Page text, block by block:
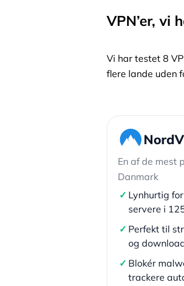
VPN’er, vi
Vi har testet 8
flere lande uden
En af de mest
Danmark
✓ Lynhurtig
servere i
✓ Perfekt til
og
✓ Blokér
trackere